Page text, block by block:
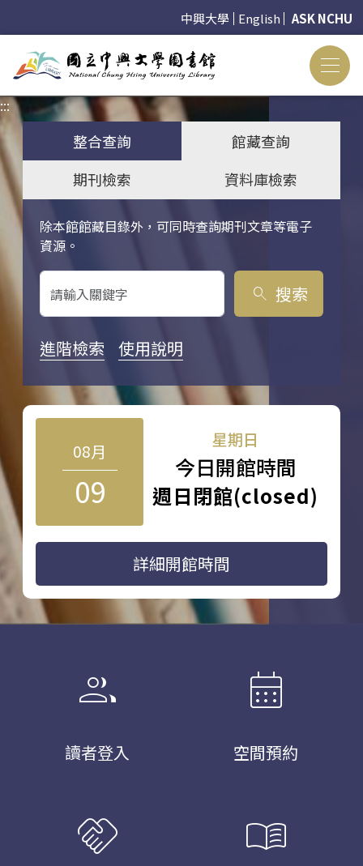
中興大學 English ASK NCHU
:::
整合查詢
館藏查詢
期刊檢索
資料庫檢索
除本館館藏目錄外，可同時查詢期刊文章等電子
資源。
關鍵字搜尋
search 搜索
進階檢索 使用說明
08月
09
星期日
今日開館時間
週日閉館(closed)
詳細開館時間
group
讀者登入
calendar_month
空間預約
handshake menu_book